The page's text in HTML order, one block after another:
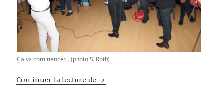
Ça va commencer… (photo S. Roth)
Continuer la lecture de Réunion de quartier, j’y étais!